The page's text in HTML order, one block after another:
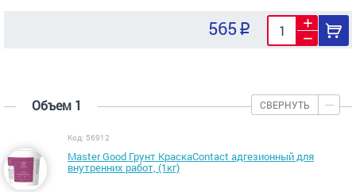
565
Объем 1 СВЕРНУТЬ
Код: 56912
Master Good Грунт КраскаContact адгезионный для
внутренних работ, (1кг)